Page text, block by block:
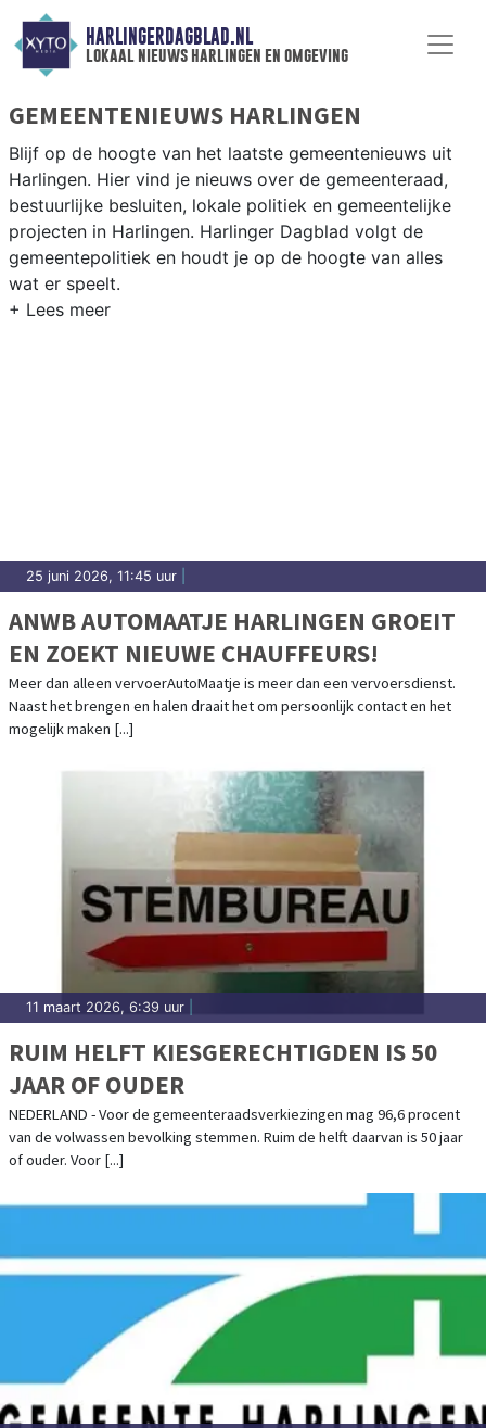
HARLINGERDAGBLAD.NL
lokaal nieuws harlingen en omgeving
GEMEENTENIEUWS HARLINGEN
Blijf op de hoogte van het laatste gemeentenieuws uit
Harlingen. Hier vind je nieuws over de gemeenteraad,
bestuurlijke besluiten, lokale politiek en gemeentelijke
projecten in Harlingen. Harlinger Dagblad volgt de
gemeentepolitiek en houdt je op de hoogte van alles
wat er speelt.
25 juni 2026, 11:45 uur
ANWB AUTOMAATJE HARLINGEN GROEIT
EN ZOEKT NIEUWE CHAUFFEURS!
Meer dan alleen vervoerAutoMaatje is meer dan een vervoersdienst.
Naast het brengen en halen draait het om persoonlijk contact en het
mogelijk maken [...]
11 maart 2026, 6:39 uur
RUIM HELFT KIESGERECHTIGDEN IS 50
JAAR OF OUDER
NEDERLAND - Voor de gemeenteraadsverkiezingen mag 96,6 procent
van de volwassen bevolking stemmen. Ruim de helft daarvan is 50 jaar
of ouder. Voor [...]